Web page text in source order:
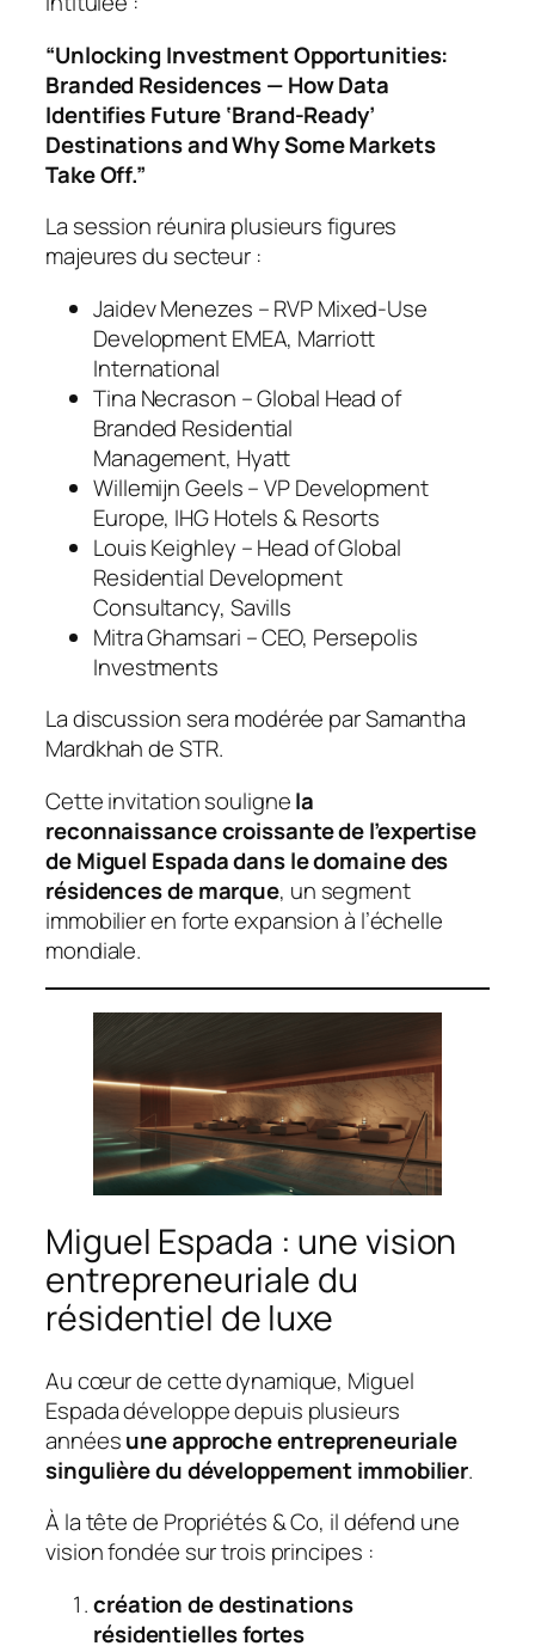
“Unlocking Investment Opportunities:
Branded Residences — How Data
Identifies Future ‘Brand-Ready’
Destinations and Why Some Markets
Take Off.”
La session réunira plusieurs figures
majeures du secteur :
Jaidev Menezes – RVP Mixed-Use
Development EMEA, Marriott
International
Tina Necrason – Global Head of
Branded Residential
Management, Hyatt
Willemijn Geels – VP Development
Europe, IHG Hotels & Resorts
Louis Keighley – Head of Global
Residential Development
Consultancy, Savills
Mitra Ghamsari – CEO, Persepolis
Investments
La discussion sera modérée par Samantha
Mardkhah de STR.
Cette invitation soulignela
reconnaissance croissante de l’expertise
de Miguel Espada dans le domaine des
résidences de marque, un segment
immobilier en forte expansion à l’échelle
mondiale.
Miguel Espada : une vision
entrepreneuriale du
résidentiel de luxe
Au cœur de cette dynamique, Miguel
Espada développe depuis plusieurs
annéesune approche entrepreneuriale
singulière du développement immobilier.
À la tête de Propriétés & Co, il défend une
vision fondée sur trois principes :
création de destinations
résidentielles fortes